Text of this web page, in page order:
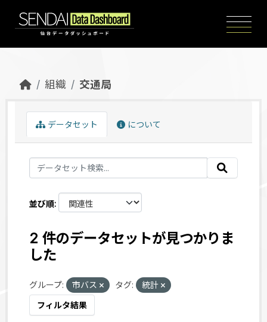
組織 交通局
データセット について
並び順
2 件のデータセットが見つかりま
した
グループ: 市バス タグ:
統計
フィルタ結果